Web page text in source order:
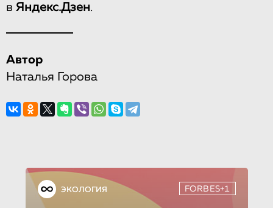
в Яндекс.Дзен.
Автор
Наталья Горова
ЭКОЛОГИЯ FORBES+1